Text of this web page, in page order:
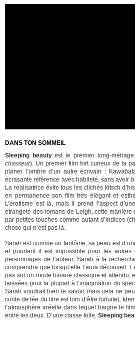
DANS TON SOMMEIL
Sleeping beautyest le premier long-
chasseur). Un premier film fort curieux de la
planer l’ombre d’un autre écrivain :
écrasante référence avec habileté, sans avoir
La réalisatrice évite tous les clichés kitsch
en permanence son film très élégant et
L’érotisme est là, mais il prend l’aspect
étrangeté des romans de Leigh, cette
par petites touches comme autant d’indices
chose qui n’est pas là.
Sarah est comme un fantôme, sa peau est
et pourtant il est impossible pour les
personnages de l’auteur, Sarah à la
comprendra que lorsqu’elle l’aura découvert.
pas sur un mode binaire classique et attendu,
laissées pour la plupart à l’imagination du
Sarah voudrait bien le savoir, mais cela ne
conte de fée du titre est loin d’être fortuite).
l’atmosphère irréelle dans lequel baigne le
entre les deux. D’une classe folle, Sleeping